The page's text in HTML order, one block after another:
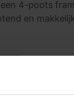
4-poots
en